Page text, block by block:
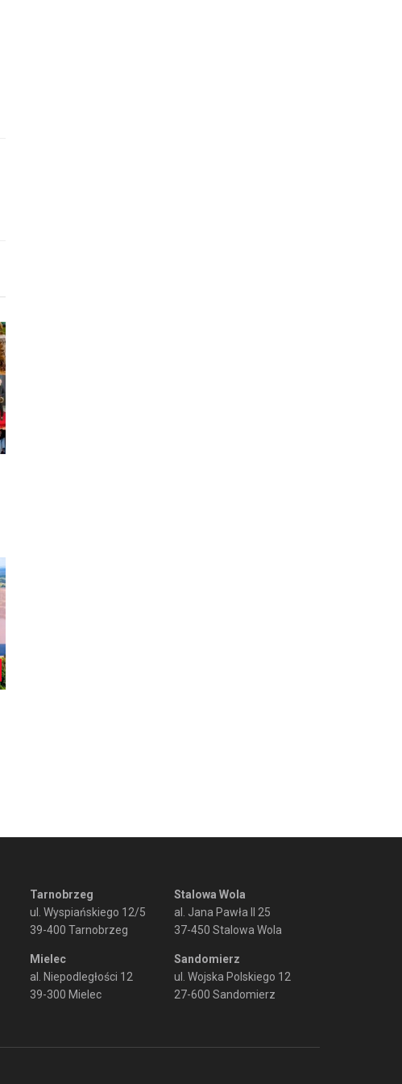
Tarnobrzeg
ul. Wyspiańskiego 12/5
39-400 Tarnobrzeg
Mielec
al. Niepodległości 12
39-300 Mielec
Stalowa Wola
al. Jana Pawła II 25
37-450 Stalowa Wola
Sandomierz
ul. Wojska Polskiego 12
27-600 Sandomierz